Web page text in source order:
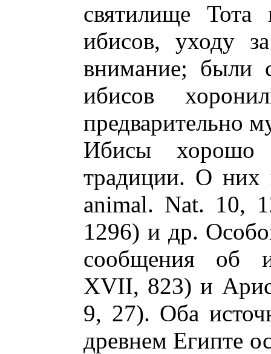
святилище Тота
ибисов, уходу
внимание; были
ибисов
предварительно
Ибисы хорошо
традиции. О
animal. Nat. 10,
1296) и др.
сообщения об
XVII, 823) и
9, 27). Оба
древнем Египте